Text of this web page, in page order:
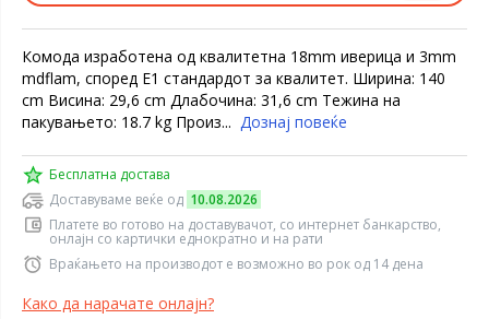
Комода изработена од квалитетна 18mm иверица и 3mm
mdflam, според Е1 стандардот за квалитет. Ширина: 140
cm Висина: 29,6 cm Длабочина: 31,6 cm Тежина на
пакувањето: 18.7 kg Произ... Дознај повеќе
Бесплатна достава
Доставуваме веќе од 10.08.2026
Платете во готово на доставувачот, со интернет банкарство,
онлајн со картички еднократно и на рати
Враќањето на производот е возможно во рок од 14 дена
Како да нарачате онлајн?